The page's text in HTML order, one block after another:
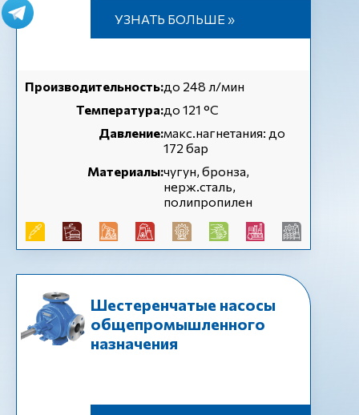
УЗНАТЬ БОЛЬШЕ »
Производительность:до 248 л/мин
Температура:до 121 °С
Давление:макс.нагнетания: до
172 бар
Материалы:чугун, бронза,
нерж.сталь,
полипропилен
Шестеренчатые насосы
общепромышленного
назначения